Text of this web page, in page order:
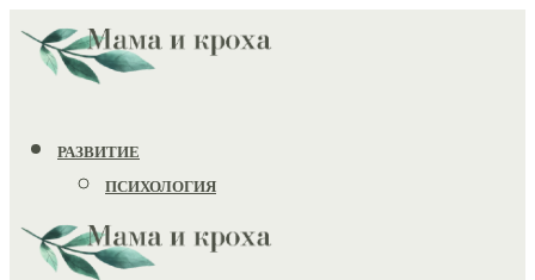
РАЗВИТИЕ
ПСИХОЛОГИЯ
ИГРУШКИ
ЗДОРОВЬЕ